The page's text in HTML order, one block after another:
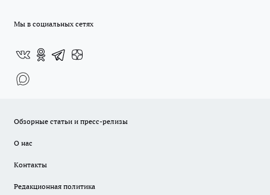
Мы в социальных сетях
Обзорные статьи и пресс-релизы
О нас
Контакты
Редакционная политика